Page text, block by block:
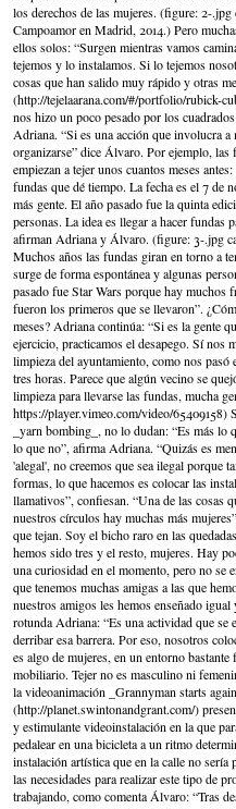
los derechos de las mujeres. (figure: 2-
Campoamor en Madrid, 2014.) Pero
ellos solos: “Surgen mientras vamos
tejemos y lo instalamos. Si lo tejemos
cosas que han salido muy rápido y otras
(http://tejelaarana.com/#/portfolio/rubick-
nos hizo un poco pesado por los
Adriana. “Si es una acción que involucra
organizarse” dice Álvaro. Por ejemplo, las
empiezan a tejer unos cuantos meses
fundas que dé tiempo. La fecha es el 7 de
más gente. El año pasado fue la quinta
personas. La idea es llegar a hacer fundas
afirman Adriana y Álvaro. (figure: 3-.jpg
Muchos años las fundas giran en torno a
surge de forma espontánea y algunas
pasado fue Star Wars porque hay
fueron los primeros que se llevaron”.
meses? Adriana continúa: “Si es la gente
ejercicio, practicamos el desapego. Sí nos
limpieza del ayuntamiento, como nos
tres horas. Parece que algún vecino se
limpieza para llevarse las fundas, mucha
https://player.vimeo.com/video/65409158)
_yarn bombing_, no lo dudan: “Es más
lo que no”, afirma Adriana. “Quizás es
'alegal', no creemos que sea ilegal porque
formas, lo que hacemos es colocar las
llamativos”, confiesan. “Una de las cosas
nuestros círculos hay muchas más
que tejan. Soy el bicho raro en las
hemos sido tres y el resto, mujeres. Hay
una curiosidad en el momento, pero no se
que tenemos muchas amigas a las que
nuestros amigos les hemos enseñado
rotunda Adriana: “Es una actividad que se
derribar esa barrera. Por eso, nosotros
es algo de mujeres, en un entorno
mobiliario. Tejer no es masculino ni
la videoanimación _Grannyman starts
(http://planet.swintonandgrant.com/)
y estimulante videoinstalación en la que
pedalear en una bicicleta a un ritmo
instalación artística que en la calle no
las necesidades para realizar este tipo de
trabajando, como comenta Álvaro: “Tras